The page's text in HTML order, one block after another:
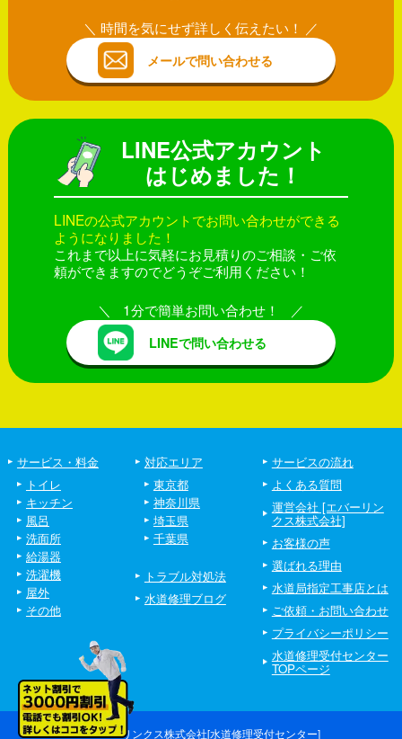
時間を気にせず詳しく伝えたい！
メールで問い合わせる
LINE公式アカウント
はじめました！
LINEの公式アカウントでお問い合わせができる
ようになりました！
これまで以上に気軽にお見積りのご相談・ご依
頼ができますのでどうぞご利用ください！
1分で簡単お問い合わせ！
LINEで問い合わせる
サービス・料金
トイレ
キッチン
風呂
洗面所
給湯器
洗濯機
屋外
その他
対応エリア
東京都
神奈川県
埼玉県
千葉県
トラブル対処法
水道修理ブログ
サービスの流れ
よくある質問
運営会社 [エバーリン
クス株式会社]
お客様の声
選ばれる理由
水道局指定工事店とは
ご依頼・お問い合わせ
プライバシーポリシー
水道修理受付センター
TOPページ
©エバーリンクス株式会社[水道修理受付センター]